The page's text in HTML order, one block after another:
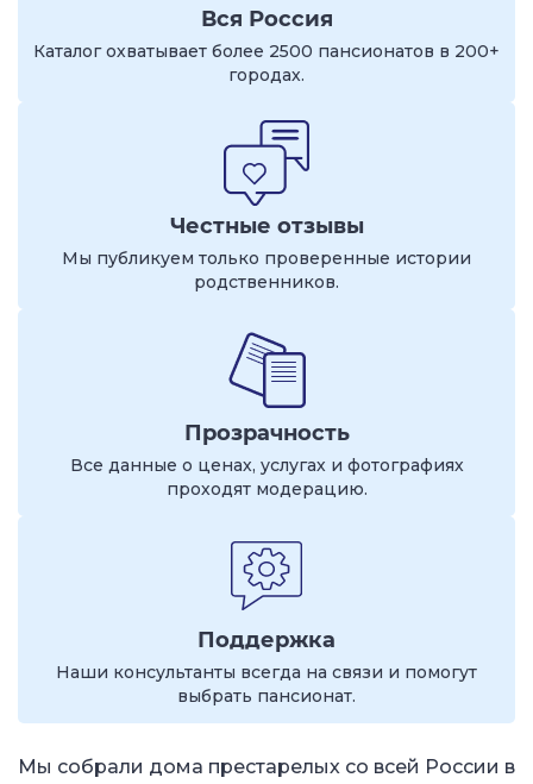
Вся Россия
Каталог охватывает более 2500 пансионатов в 200+
городах.
Честные отзывы
Мы публикуем только проверенные истории
родственников.
Прозрачность
Все данные о ценах, услугах и фотографиях
проходят модерацию.
Поддержка
Наши консультанты всегда на связи и помогут
выбрать пансионат.
Мы собрали дома престарелых со всей России в